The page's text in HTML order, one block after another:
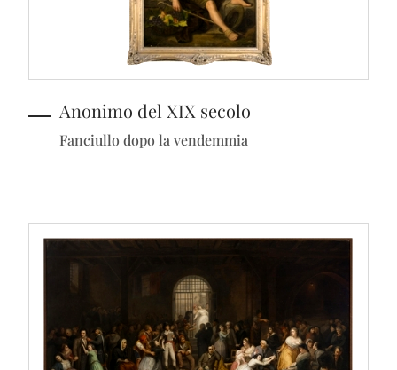
Anonimo del XIX secolo
Fanciullo dopo la vendemmia